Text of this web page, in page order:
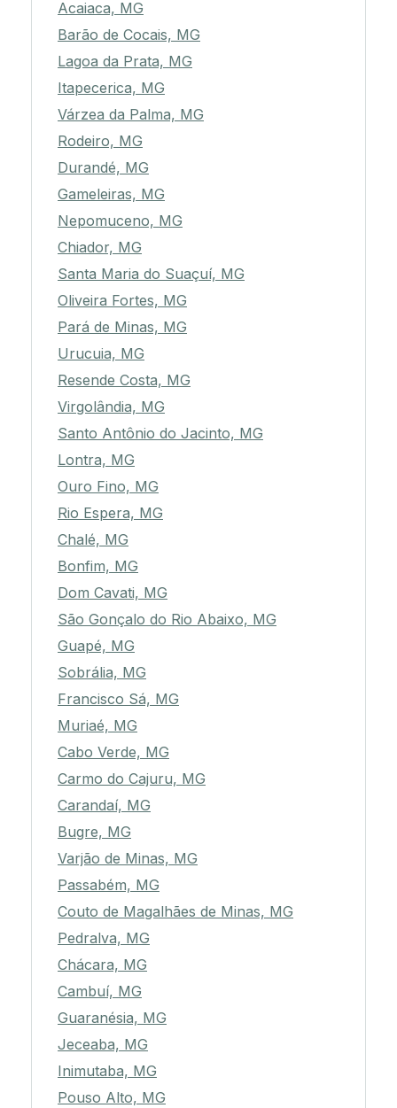
Acaiaca, MG
Barão de Cocais, MG
Lagoa da Prata, MG
Itapecerica, MG
Várzea da Palma, MG
Rodeiro, MG
Durandé, MG
Gameleiras, MG
Nepomuceno, MG
Chiador, MG
Santa Maria do Suaçuí, MG
Oliveira Fortes, MG
Pará de Minas, MG
Urucuia, MG
Resende Costa, MG
Virgolândia, MG
Santo Antônio do Jacinto, MG
Lontra, MG
Ouro Fino, MG
Rio Espera, MG
Chalé, MG
Bonfim, MG
Dom Cavati, MG
São Gonçalo do Rio Abaixo, MG
Guapé, MG
Sobrália, MG
Francisco Sá, MG
Muriaé, MG
Cabo Verde, MG
Carmo do Cajuru, MG
Carandaí, MG
Bugre, MG
Varjão de Minas, MG
Passabém, MG
Couto de Magalhães de Minas, MG
Pedralva, MG
Chácara, MG
Cambuí, MG
Guaranésia, MG
Jeceaba, MG
Inimutaba, MG
Pouso Alto, MG